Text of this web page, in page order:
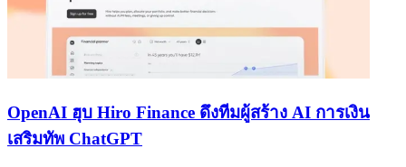
OpenAI ฮุบ Hiro Finance ดึงทีมผู้สร้าง AI การเงิน
เสริมทัพ ChatGPT